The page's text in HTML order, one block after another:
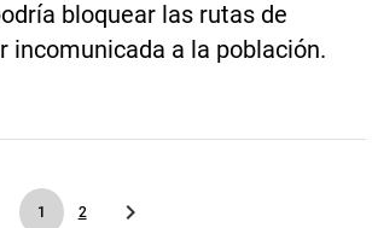
bloquear las rutas de
incomunicada a la población.
1 2